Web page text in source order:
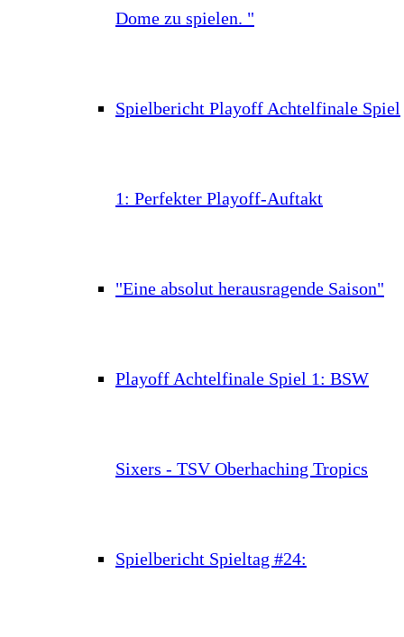
Dome zu spielen. "
Spielbericht Playoff Achtelfinale Spiel
1: Perfekter Playoff-Auftakt
"Eine absolut herausragende Saison"
Playoff Achtelfinale Spiel 1: BSW
Sixers - TSV Oberhaching Tropics
Spielbericht Spieltag #24: